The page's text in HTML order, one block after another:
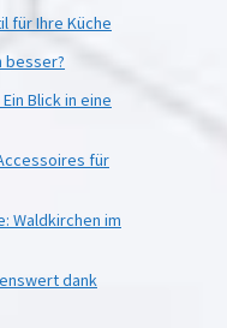
für Ihre Küche
besser?
Blick in eine
für
Waldkirchen im
dank